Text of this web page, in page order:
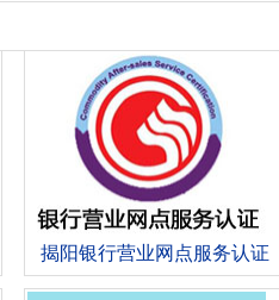
揭阳银行营业网点服务认证